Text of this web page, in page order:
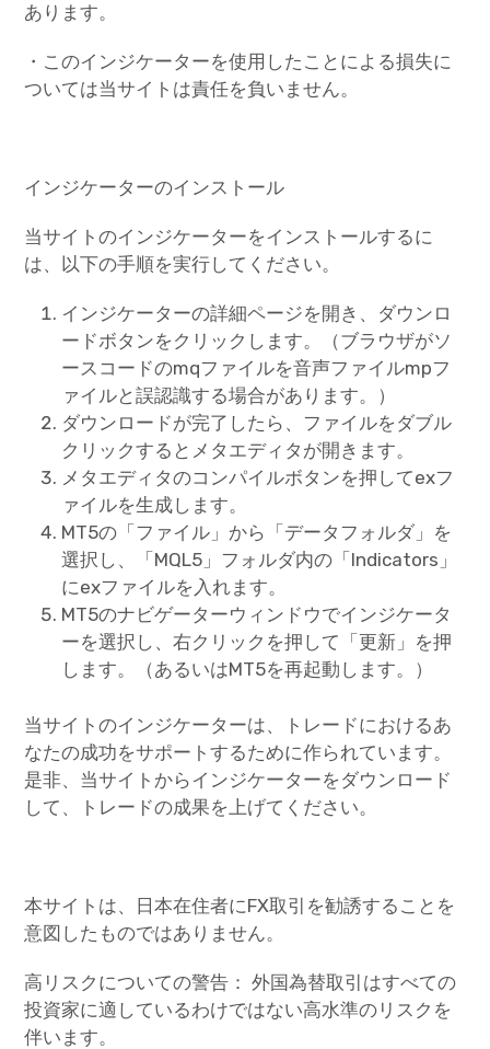
あります。
・このインジケーターを使用したことによる損失に
ついては当サイトは責任を負いません。
インジケーターのインストール
当サイトのインジケーターをインストールするに
は、以下の手順を実行してください。
インジケーターの詳細ページを開き、ダウンロ
ードボタンをクリックします。（ブラウザがソ
ースコードのmqファイルを音声ファイルmpフ
ァイルと誤認識する場合があります。）
ダウンロードが完了したら、ファイルをダブル
クリックするとメタエディタが開きます。
メタエディタのコンパイルボタンを押してexフ
ァイルを生成します。
MT5の「ファイル」から「データフォルダ」を
選択し、「MQL5」フォルダ内の「Indicators」
にexファイルを入れます。
MT5のナビゲーターウィンドウでインジケータ
ーを選択し、右クリックを押して「更新」を押
します。（あるいはMT5を再起動します。）
当サイトのインジケーターは、トレードにおけるあ
なたの成功をサポートするために作られています。
是非、当サイトからインジケーターをダウンロード
して、トレードの成果を上げてください。
本サイトは、日本在住者にFX取引を勧誘することを
意図したものではありません。
高リスクについての警告： 外国為替取引はすべての
投資家に適しているわけではない高水準のリスクを
伴います。